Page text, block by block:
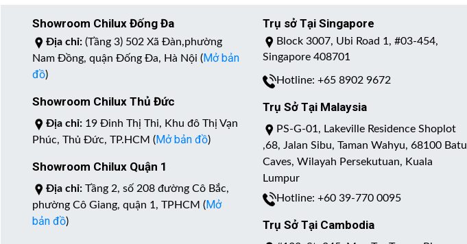
Showroom Chilux Đống Đa
Địa chỉ: (Tầng 3) 502 Xã Đàn,phường
Nam Đồng, quận Đống Đa, Hà Nội (Mở bản
đồ)
Showroom Chilux Thủ Đức
Địa chỉ: 19 Đinh Thị Thi, Khu đô Thị Vạn
Phúc, Thủ Đức, TP.HCM (Mở bản đồ)
Showroom Chilux Quận 1
Địa chỉ: Tầng 2, số 208 đường Cô Bắc,
phường Cô Giang, quận 1, TPHCM (Mở
bản đồ)
Trụ sở Tại Singapore
Block 3007, Ubi Road 1, #03-454,
Singapore 408701
Hotline: +65 8902 9672
Trụ Sở Tại Malaysia
PS-G-01, Lakeville Residence Shoplot
,68, Jalan Sibu, Taman Wahyu, 68100 Batu
Caves, Wilayah Persekutuan, Kuala
Lumpur
Hotline: +60 39-770 0095
Trụ Sở Tại Cambodia